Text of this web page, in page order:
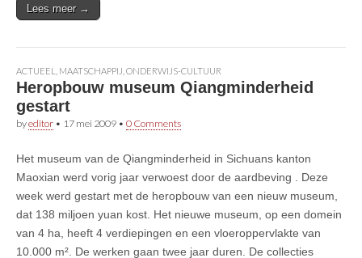
Lees meer →
ACTUEEL MAATSCHAPPIJ ONDERWIJS-CULTUUR
Heropbouw museum Qiangminderheid
gestart
byeditor • 17 mei 2009 • 0 Comments
Het museum van de Qiangminderheid in Sichuans kanton
Maoxian werd vorig jaar verwoest door de aardbeving . Deze
week werd gestart met de heropbouw van een nieuw museum,
dat 138 miljoen yuan kost. Het nieuwe museum, op een domein
van 4 ha, heeft 4 verdiepingen en een vloeroppervlakte van
10.000 m². De werken gaan twee jaar duren. De collecties